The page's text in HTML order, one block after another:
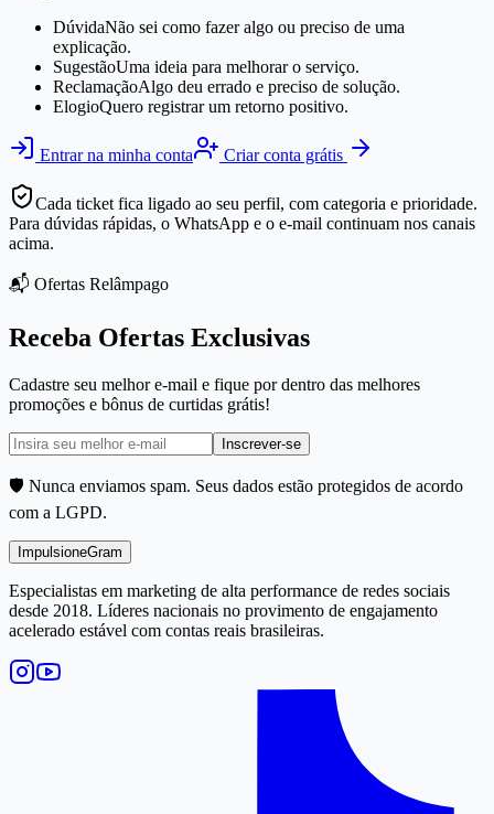
DúvidaNão sei como fazer algo ou preciso de uma
explicação.
SugestãoUma ideia para melhorar o serviço.
ReclamaçãoAlgo deu errado e preciso de solução.
ElogioQuero registrar um retorno positivo.
Entrar na minha conta Criar conta grátis
Cada ticket fica ligado ao seu perfil, com categoria e prioridade.
Para dúvidas rápidas, o WhatsApp e o e-mail continuam nos canais
acima.
📬 Ofertas Relâmpago
Receba Ofertas Exclusivas
Cadastre seu melhor e-mail e fique por dentro das melhores
promoções e bônus de curtidas grátis!
Inscrever-se
🛡️ Nunca enviamos spam. Seus dados estão protegidos de acordo
com a LGPD.
ImpulsioneGram
Especialistas em marketing de alta performance de redes sociais
desde 2018. Líderes nacionais no provimento de engajamento
acelerado estável com contas reais brasileiras.